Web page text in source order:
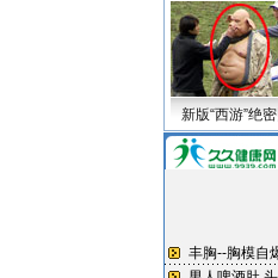
新版“西游”绝